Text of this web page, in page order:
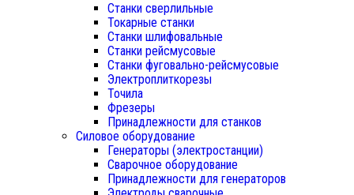
Станки сверлильные
Токарные станки
Станки шлифовальные
Станки рейсмусовые
Станки фуговально-рейсмусовые
Электроплиткорезы
Точила
Фрезеры
Принадлежности для станков
Силовое оборудование
Генераторы (электростанции)
Сварочное оборудование
Принадлежности для генераторов